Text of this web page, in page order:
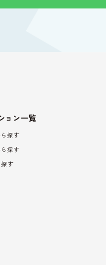
ョン一覧
探す
探す
探す